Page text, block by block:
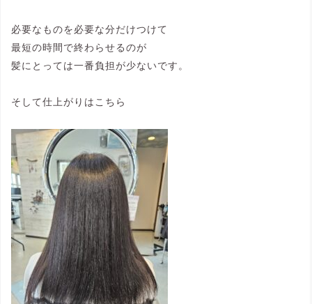
必要なものを必要な分だけつけて
最短の時間で終わらせるのが
髪にとっては一番負担が少ないです。
そして仕上がりはこちら